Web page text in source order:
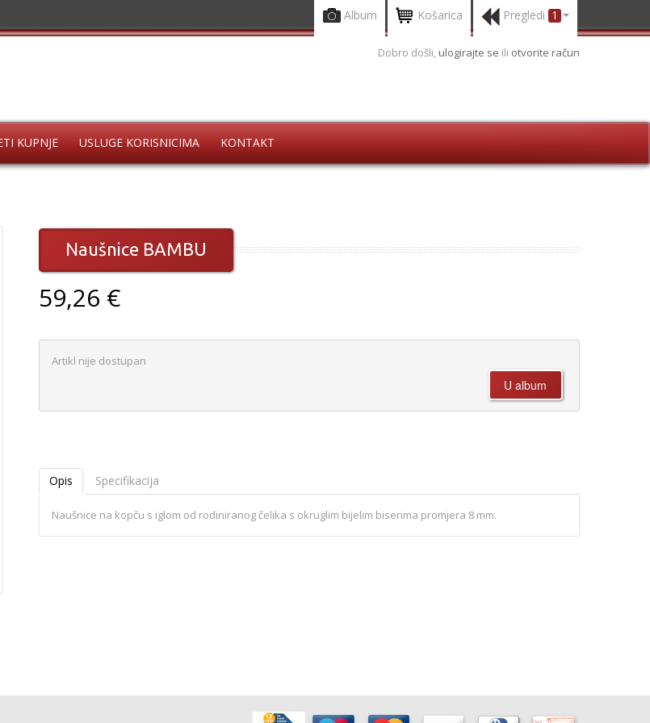
Album Košarica Pregledi 1
Dobro došli, ulogirajte se ili otvorite račun
KUPNJE USLUGE KORISNICIMA KONTAKT
Naušnice BAMBU
59,26 €
Artikl nije dostupan
Opis Specifikacija
Naušnice na kopču s iglom od rodiniranog čelika s okruglim bijelim biserima promjera 8 mm.